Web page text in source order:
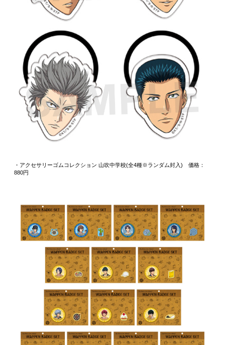
・アクセサリーゴムコレクション 山吹中学校(全4種※ランダム封入) 価格：
880円